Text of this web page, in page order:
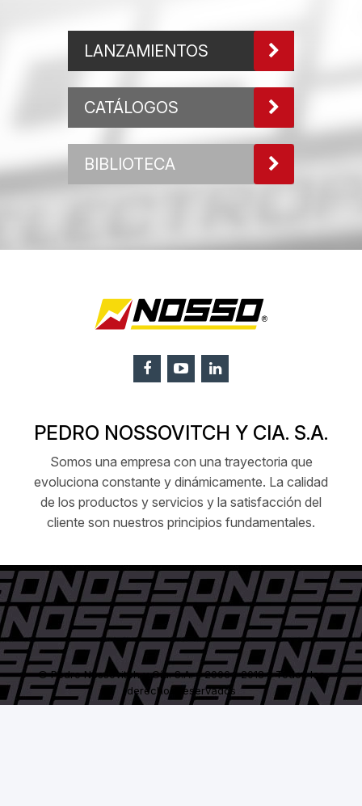
LANZAMIENTOS
CATÁLOGOS
BIBLIOTECA
PEDRO NOSSOVITCH Y CIA. S.A.
Somos una empresa con una trayectoria que
evoluciona constante y dinámicamente. La calidad
de los productos y servicios y la satisfacción del
cliente son nuestros principios fundamentales.
© Pedro Nossovitch y Cía. S.A. - 2006 / 2018 - Todos los
derechos reservados